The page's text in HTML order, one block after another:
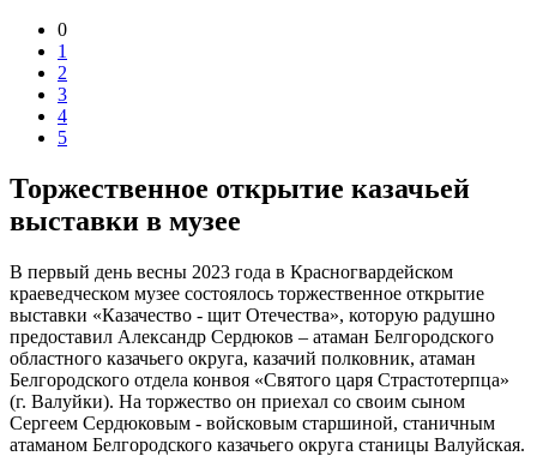
0
1
2
3
4
5
Торжественное открытие казачьей
выставки в музее
В первый день весны 2023 года в Красногвардейском
краеведческом музее состоялось торжественное открытие
выставки «Казачество - щит Отечества», которую радушно
предоставил Александр Сердюков – атаман Белгородского
областного казачьего округа, казачий полковник, атаман
Белгородского отдела конвоя «Святого царя Страстотерпца»
(г. Валуйки). На торжество он приехал со своим сыном
Сергеем Сердюковым - войсковым старшиной, станичным
атаманом Белгородского казачьего округа станицы Валуйская.